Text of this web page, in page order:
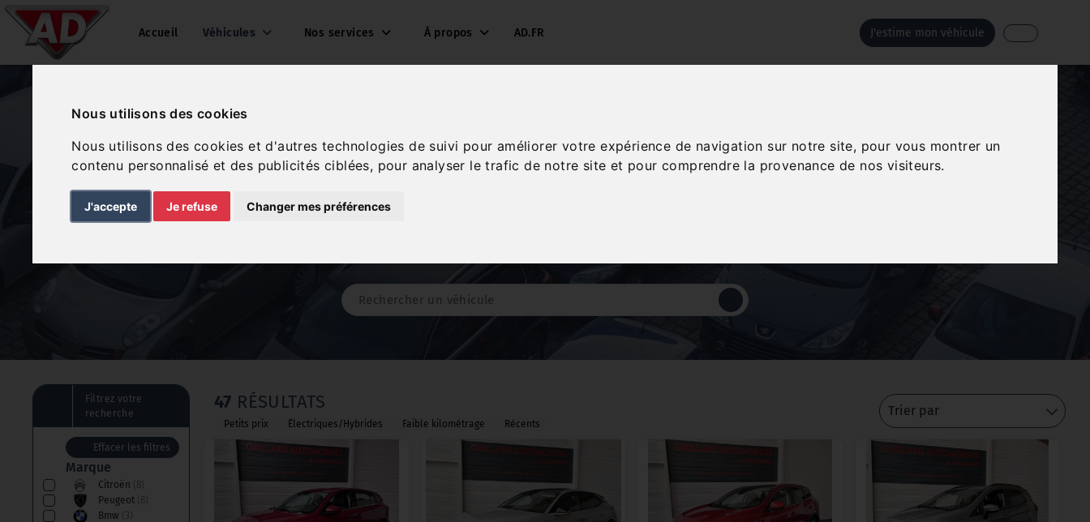
Nous utilisons des cookies
Nous utilisons des cookies et d'autres technologies de suivi pour améliorer votre expérience de navigation sur notre site, pour vous montrer un
contenu personnalisé et des publicités ciblées, pour analyser le trafic de notre site et pour comprendre la provenance de nos visiteurs.
J'accepte Je refuse Changer mes préférences
Accueil Véhicules Nos services À propos AD.FR J'estime mon véhicule
Découvrez nos véhicules chezGARAGE GAILLARD
Filtrez votre
recherche
Effacer les filtres
Marque
Citroën
(8)
Peugeot (8)
Bmw (3)
47 RÉSULTATS
Petits prix Électriques/Hybrides Faible kilométrage Récents
Trier par